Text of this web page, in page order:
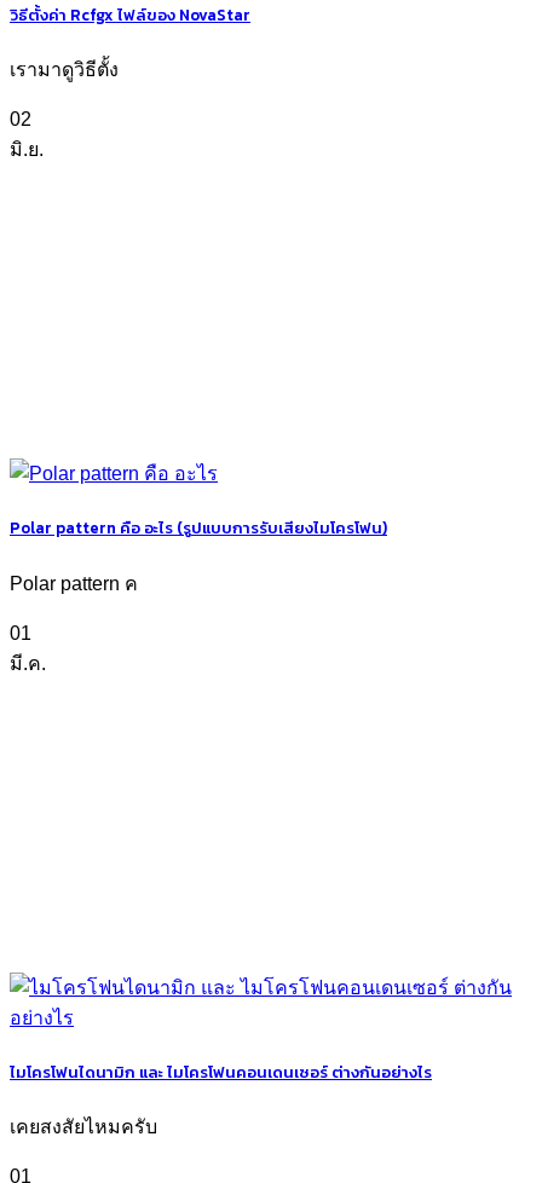
วิธีตั้งค่า Rcfgx ไฟล์ของ NovaStar
เรามาดูวิธีตั้ง
02
มิ.ย.
Polar pattern คือ อะไร (รูปแบบการรับเสียงไมโครโฟน)
Polar pattern ค
01
มี.ค.
ไมโครโฟนไดนามิก และ ไมโครโฟนคอนเดนเซอร์ ต่างกันอย่างไร
เคยสงสัยไหมครับ
01